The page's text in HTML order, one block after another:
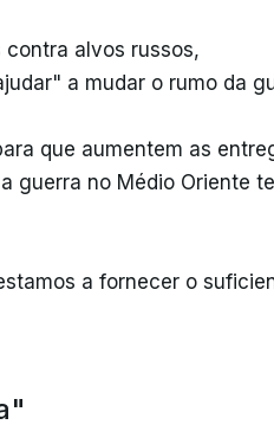
contra alvos russos,
a mudar o rumo da
que aumentem as
guerra no Médio Oriente
a fornecer o